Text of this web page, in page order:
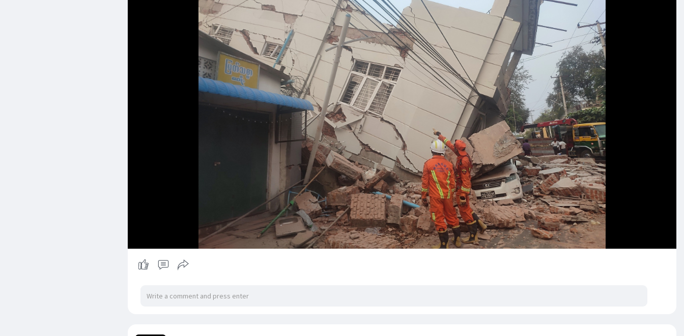
"ငလျင် စစချင်း လှုပ်တဲ့ အချိန်မှာ ဘဏ်တံခါးက အသေပိတ်သွားတာ အဲတာကို ပိတ်မိနေတဲ့ Customer တွေက ဖွင့်ခိုင်းတာကို ဖွင့်မပေးလို့ အကုန်ပိတ်မိပြီး သေ
ကုန်တာ ဘဏ်အရှေ့ဘက်ကနေ ကယ်ဆယ်ရေး လုပ်တာမျိုး မဟုတ်ဘဲနဲ့ ဘဏ်ကိုလာအပ်တဲ့ ပိုက်ဆံထားတဲ့ မီးခံ သေတ္တာနားလေးကနေပြီးတော့ အပေါက်
ဖောက်တာ အဲလိုဖောက်တာဆိုတော့ Customer တွေရဲ့ ရုပ်အလောင်း တွေကို မတွေ့ဘဲနဲ့ ပိုက်ဆံထားတဲ့ နေရာကိုပဲ မြေတူးစက်တွေနဲ့ ထိုးချပြီး တွေ့တဲ့ ပိုက်ဆံ
တွေကိုပဲကောက်လိုက် တွေ့တဲ့ အလောင်းတွေကို လောက်ပဲ ပြန်ပေးတာ အလောင်း တွေကိုလည်း ကြည့်ခွင့်မပေးဘဲ ဇွတ်ကို သယ်ထုတ်တာ။ ကယ်ဆယ်ရေး
သမားတွေကလည်းလာတယ်။ လာတာကိုမှ လက်သင့်မခံဘူး။ လက်နက်ကိုင်ထားတဲ့ သူတွေက အကုန်လုံးကို ပြန်လွှတ်တာ ငလျင်လှုပ်ပြီး နောက်ရက်ထိကို
အသက်ရှင်တဲ့ သူတွေရှိတယ် အကုန်လုံးကလည်း အသံပေးတယ်။ လူ ၄၀ ကျော်လောက်ရှိတယ်။ အောက်ကနေ ဝိုင်းအော်ပြီး အသံပေးတယ်။ အဲဒါကို ကယ်မယ်
ကယ်မယ်ဆိုပြီး ပိုက်ဆံတွေကိုပဲ ထုတ်ယူသွားတာ" ဟု နစ်နာသူ မိသားစုဝင် တစ်ဦးက ပြောဆိုသည်။
အဆိုပါ ပျော်ဘွယ်မြို့ KBZ ဘဏ် ပြိုကျသည့် နေရာကို မတ်လ ၃၀ ရက်နေ့တွင် ဘဏ်ပိုင်ရှင် အောင်ကို၀င်း ရောက် ရှိလာကြောင်း၊ ၎င်းရောက်ရှိလာပြီးနောက်
ညနေပိုင်းတွင် စင်္ကာပူနိုင်ငံမှ ကယ်ဆယ်ရေးအဖွဲ့နှင့် မီးသတ်များ ရောက်ရှိလာပြီး စစ်ဆေးမှုများ ပြုလုပ်စဉ်တွင် ပိတ်မိသူ အားလုံး အစာငတ်ခြင်း၊ ရေငတ်ခြင်း၊
သွေးလွန်ခြင်းနှင့် အောက်စီဂျင် ပြတ်လပ်ခြင်းတို့ကြောင့် သေဆုံးသွားခဲ့သည်ဟု ပြောဆိုခဲ့ကြောင်း သိရသည်။
"၂၉ ရက်နေ့ထိ ပိတ်မိနေတဲ့ သူတွေရဲ့ အသံတွေကို ကြားနေရတုန်းပါပဲ။အဲဒီနေ့မှာလည်း ကယ်ဆယ်ရေးတွေ စတင်တာ မလုပ်သေးဘူး။ ရဲ နဲ့ စစ်သားတွေကို
တောင် လုံခြုံရေးယူပြီး ပိုက်ဆံတွေကို အရင်ထုတ်နေတုန်းပဲ။ ပိုင်ရှင် အောင်ကို၀င်း က ၃၀ ရက်နေ့အလောင်းတွေ အနံ့ထွက်တော့မှ ရောက်လာပါတယ်။
ရောက်လာတဲ့ တိုင်အောင်လည်း ကယ်ဆယ်ရေး အစီအစဉ် မလုပ်သေးပါဘူး။ ညနေပိုင်း စင်ကာပူ ကယ်ဆယ်ရေးနဲ့ မီးသတ်တွေလာပြီး စစ်ကြည့်လိုက်တော့ ပိတ်
မိနေသူ အားလုံးက အစာငတ် ၊ ရေငတ် ၊သွေးလွန် ၊ အသက်ရှုမရ ဖြစ်ပြီး သေဆုံးသွားတယ်လို့ ပြောပါတယ်။ ရပ်မိ ရပ်ဖတွေက မြေတူးစက် ၁ နာရီ သိန်း ၃၀ နဲ့ ၂
နာရီစာငှားပေးပါ့မယ်ဆိုတာကို အကယ်မခံတာပါ။ တကယ်ဆို ပိတ်မိနေတဲ့သူတွေ အသက်ရှင်နေပါလျက်နဲ့ ဘဏ်တာ၀န်ခံတွေက မှားယွင်း ဆုံး ဖြတ်လို့ အသက်
များစွာဆုံးရှုံးခဲ့ရတာပါ" ဟု ဒေသပြည်သူ တစ်ဦးက ပြော ဆို သည်။
Real News
- Translate